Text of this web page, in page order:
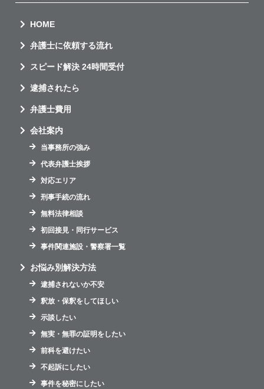
HOME
弁護士に依頼する流れ
スピード解決 24時間受付
逮捕されたら
弁護士費用
会社案内
当事務所の強み
代表弁護士挨拶
対応エリア
刑事手続の流れ
無料法律相談
初回接見・同行サービス
事件関連施設・警察署一覧
お悩み別解決方法
逮捕されないか不安
釈放・保釈をしてほしい
示談したい
無実・無罪の証明をしたい
前科を避けたい
不起訴にしたい
事件を秘密にしたい